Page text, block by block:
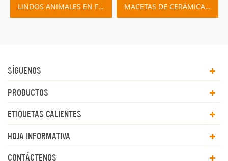
LINDOS ANIMALES EN FORMA DE DIBUJOS ANIMADOS DECORACIÓN DEL HOGAR JARDINERA MACETAS MACETAS DE CERÁMICA DINOSAURIO DE DIBUJOS ANIMADOS
SÍGUENOS
PRODUCTOS
ETIQUETAS CALIENTES
HOJA INFORMATIVA
CONTÁCTENOS